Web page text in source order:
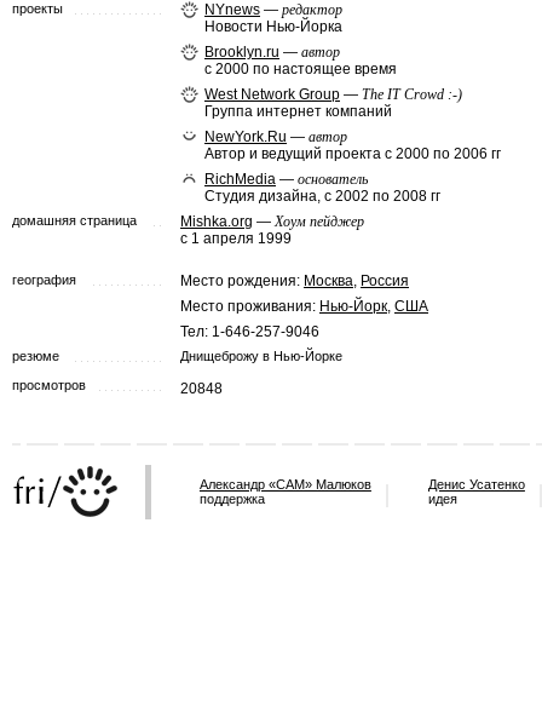
проекты NYnews — редактор
Новости Нью-Йорка
Brooklyn.ru — автор
с 2000 по настоящее время
West Network Group — The IT Crowd :-)
Группа интернет компаний
NewYork.Ru — автор
Автор и ведущий проекта с 2000 по 2006 гг
RichMedia — основатель
Студия дизайна, с 2002 по 2008 гг
домашняя страница Mishka.org —Хоум пейджер
с 1 апреля 1999
география Место рождения: Москва, Россия
Место проживания: Нью-Йорк, США
Тел: 1-646-257-9046
резюме
Днищеброжу в Нью-Йорке
просмотров
20848
Александр «САМ» Малюков
поддержка
Денис Усатенко
идея